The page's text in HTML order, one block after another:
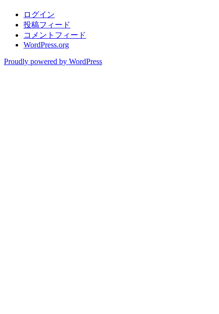
ログイン
投稿フィード
コメントフィード
WordPress.org
Proudly powered by WordPress